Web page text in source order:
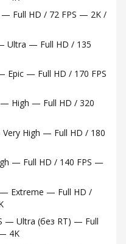
Full HD / 72 FPS — 2K /
Ultra — Full HD / 135
Epic — Full HD / 170 FPS
— High — Full HD / 320
High — Full HD / 180
— Full HD / 140 FPS —
Extreme — Full HD /
— Ultra (без RT) — Full
4K